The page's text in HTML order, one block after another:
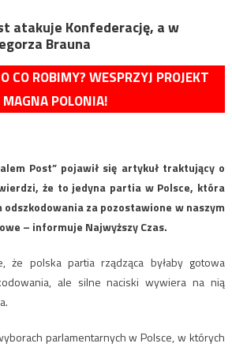
atakuje Konfederację, a w
Brauna
CO ROBIMY? WESPRZYJ PROJEKT
MAGNA POLONIA!
Post” pojawił się artykuł traktujący o
że to jedyna partia w Polsce, która
odszkodowania za pozostawione w naszym
– informuje Najwyższy Czas.
że polska partia rządząca byłaby gotowa
ale silne naciski wywiera na nią
parlamentarnych w Polsce, w których